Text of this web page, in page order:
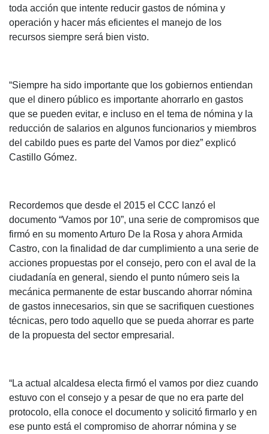
toda acción que intente reducir gastos de nómina y
operación y hacer más eficientes el manejo de los
recursos siempre será bien visto.
“Siempre ha sido importante que los gobiernos entiendan
que el dinero público es importante ahorrarlo en gastos
que se pueden evitar, e incluso en el tema de nómina y la
reducción de salarios en algunos funcionarios y miembros
del cabildo pues es parte del Vamos por diez” explicó
Castillo Gómez.
Recordemos que desde el 2015 el CCC lanzó el
documento “Vamos por 10”, una serie de compromisos que
firmó en su momento Arturo De la Rosa y ahora Armida
Castro, con la finalidad de dar cumplimiento a una serie de
acciones propuestas por el consejo, pero con el aval de la
ciudadanía en general, siendo el punto número seis la
mecánica permanente de estar buscando ahorrar nómina
de gastos innecesarios, sin que se sacrifiquen cuestiones
técnicas, pero todo aquello que se pueda ahorrar es parte
de la propuesta del sector empresarial.
“La actual alcaldesa electa firmó el vamos por diez cuando
estuvo con el consejo y a pesar de que no era parte del
protocolo, ella conoce el documento y solicitó firmarlo y en
ese punto está el compromiso de ahorrar nómina y se